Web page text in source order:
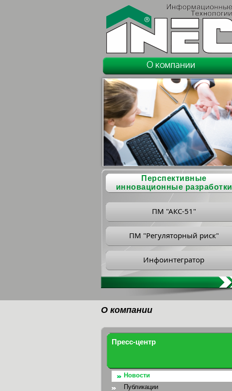
Перспективные
инновационные разработки
ПМ "АКС-51"
ПМ "Регуляторный риск"
Инфоинтегратор
О компании
Пресс-центр
Новости
Публикации